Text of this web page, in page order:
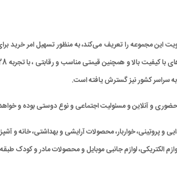
این مجموعه را تعریف می‌کند، به منظور تسهیل امر
و آنلاین و مسئولیت اجتماعی و نوع دوستی بوده و
خواربار، محصولات آرایشی و بهداشتی، خانه و
الکتریکی، لوازم جانبی موبایل و محصولات مادر و کودک